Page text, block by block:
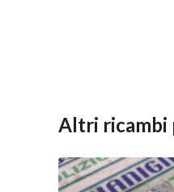
Altri ricambi